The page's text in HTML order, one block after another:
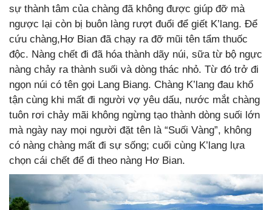
sự thành tâm của chàng đã không được giúp đỡ mà
ngược lại còn bị buôn làng rượt đuổi để giết K’lang. Để
cứu chàng,Hơ Bian đã chạy ra đỡ mũi tên tẩm thuốc
độc. Nàng chết đi đã hóa thành dãy núi, sữa từ bộ ngực
nàng chảy ra thành suối và dòng thác nhỏ. Từ đó trở đi
ngọn núi có tên gọi Lang Biang. Chàng K’lang đau khổ
tận cùng khi mất đi người vợ yêu dấu, nước mắt chàng
tuôn rơi chảy mãi không ngừng tạo thành dòng suối lớn
mà ngày nay mọi người đặt tên là “Suối Vàng”, không
có nàng chàng mất đi sự sống; cuối cùng K’lang lựa
chọn cái chết để đi theo nàng Hơ Bian.